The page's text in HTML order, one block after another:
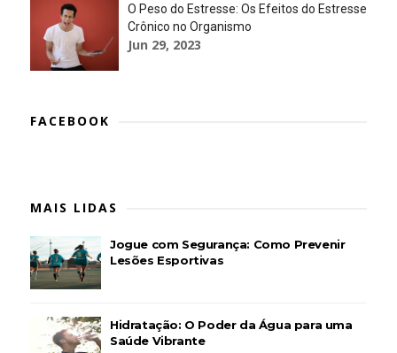
O Peso do Estresse: Os Efeitos do Estresse
Crônico no Organismo
Jun 29, 2023
FACEBOOK
MAIS LIDAS
Jogue com Segurança: Como Prevenir
Lesões Esportivas
Hidratação: O Poder da Água para uma
Saúde Vibrante